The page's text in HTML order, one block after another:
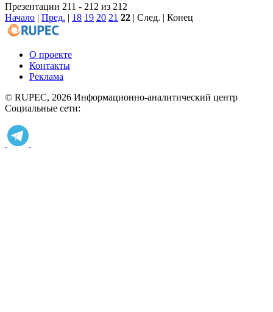
Презентации 211 - 212 из 212
Начало | Пред. | 18 19 20 21 22 | След. | Конец
О проекте
Контакты
Реклама
© RUPEC, 2026 Информационно-аналитический центр
Социальные сети: